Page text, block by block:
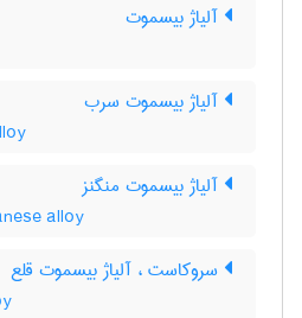
آلیاژ بیسموت
آلیاژ بیسموت سرب
آلیاژ بیسموت منگنز
alloy
سروکاست ، آلیاژ بیسموت قلع